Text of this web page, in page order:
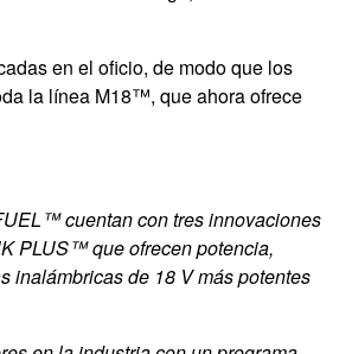
en el oficio, de modo que los
la línea M18™, que ahora ofrece
cuentan con tres innovaciones
PLUS™ que ofrecen potencia,
inalámbricas de 18 V más potentes